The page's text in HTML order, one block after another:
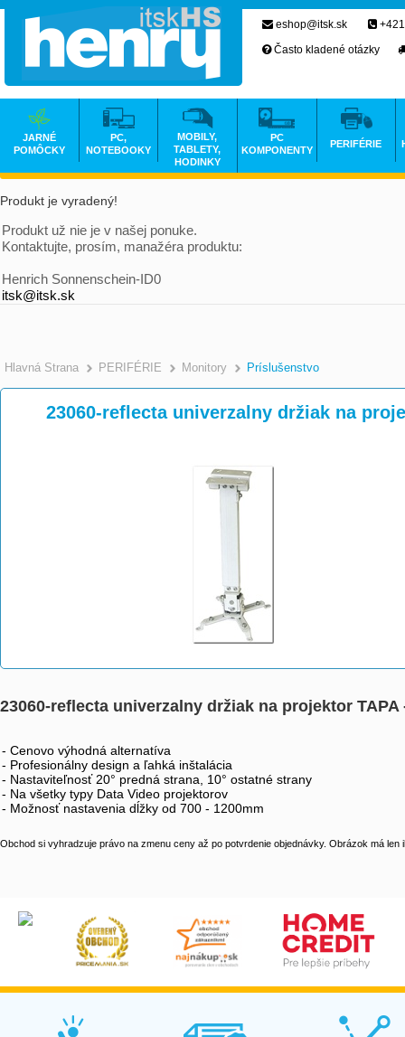
Produkt je vyradený!
Produkt už nie je v našej ponuke.
Kontaktujte, prosím, manažéra produktu:
Henrich Sonnenschein-ID0
itsk@itsk.sk
Hlavná Strana >
PERIFÉRIE >
Monitory >
Príslušenstvo
23060-reflecta univerzalny držiak na
23060-reflecta univerzalny držiak na projektor TAPA
- Cenovo výhodná alternatíva
- Profesionálny design a ľahká inštalácia
- Nastaviteľnosť 20° predná strana, 10° ostatné strany
- Na všetky typy Data Video projektorov
- Možnosť nastavenia dĺžky od 700 - 1200mm
Obchod si vyhradzuje právo na zmenu ceny až po potvrdenie objednávky. Obrázok má len
eshop@itsk.sk
Často kladené otázky
JARNÉ
POMÔCKY
PC,
NOTEBOOKY
MOBILY,
TABLETY,
HODINKY
PC
KOMPONENTY
PERIFÉRIE